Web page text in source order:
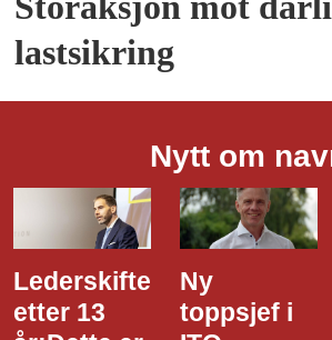
lastsikring
Nytt om
Ny
toppsjef i
Hege
Lindberg